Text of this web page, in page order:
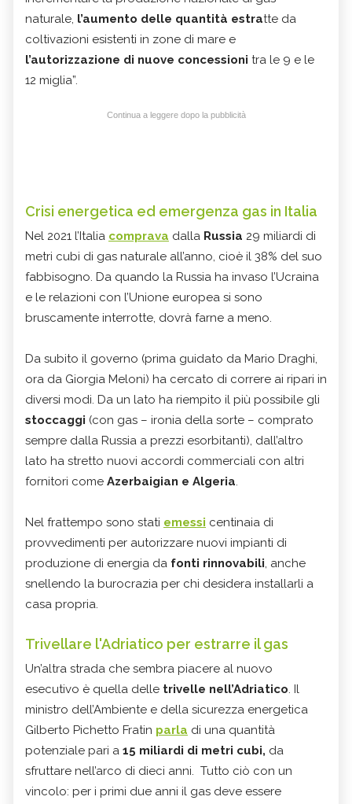
naturale, l’aumento delle quantità estratte da
coltivazioni esistenti in zone di mare e
l’autorizzazione di nuove concessioni tra le 9 e le
12 miglia”.
Continua a leggere dopo la pubblicità
Crisi energetica ed emergenza gas in Italia
Nel 2021 l’Italia comprava dalla Russia 29 miliardi di
metri cubi di gas naturale all’anno, cioè il 38% del suo
fabbisogno. Da quando la Russia ha invaso l’Ucraina
e le relazioni con l’Unione europea si sono
bruscamente interrotte, dovrà farne a meno.
Da subito il governo (prima guidato da Mario Draghi,
ora da Giorgia Meloni) ha cercato di correre ai ripari in
diversi modi. Da un lato ha riempito il più possibile gli
stoccaggi (con gas – ironia della sorte – comprato
sempre dalla Russia a prezzi esorbitanti), dall’altro
lato ha stretto nuovi accordi commerciali con altri
fornitori come Azerbaigian e Algeria.
Nel frattempo sono stati emessi centinaia di
provvedimenti per autorizzare nuovi impianti di
produzione di energia da fonti rinnovabili, anche
snellendo la burocrazia per chi desidera installarli a
casa propria.
Trivellare l'Adriatico per estrarre il gas
Un’altra strada che sembra piacere al nuovo
esecutivo è quella delle trivelle nell’Adriatico. Il
ministro dell’Ambiente e della sicurezza energetica
Gilberto Pichetto Fratin parla di una quantità
potenziale pari a 15 miliardi di metri cubi, da
sfruttare nell’arco di dieci anni. Tutto ciò con un
vincolo: per i primi due anni il gas deve essere